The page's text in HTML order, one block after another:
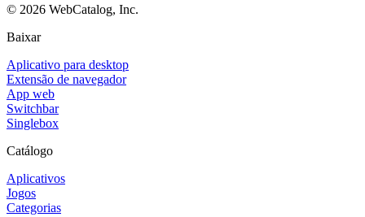
© 2026 WebCatalog, Inc.
Baixar
Aplicativo para desktop
Extensão de navegador
App web
Switchbar
Singlebox
Catálogo
Aplicativos
Jogos
Categorias